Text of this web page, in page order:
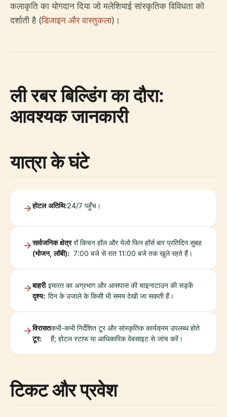
कलाकृति का योगदान दिया जो मलेशियाई सांस्कृतिक विविधता को
दर्शाती है (डिजाइन और वास्तुकला)।
ली रबर बिल्डिंग का दौरा:
आवश्यक जानकारी
यात्रा के घंटे
होटल अतिथि:24/7 पहुँच।
सार्वजनिक क्षेत्र
(भोजन, लॉबी):
रॉ किचन हॉल और येलो फिन हॉर्स बार प्रतिदिन सुबह
7:00 बजे से रात 11:00 बजे तक खुले रहते हैं।
बाहरी
दृश्य:
इमारत का अग्रभाग और आसपास की चाइनाटाउन की सड़कें
दिन के उजाले के किसी भी समय देखी जा सकती हैं।
विरासत
टूर:
कभी-कभी निर्देशित टूर और सांस्कृतिक कार्यक्रम उपलब्ध होते
हैं; होटल स्टाफ या आधिकारिक वेबसाइट से जांच करें।
टिकट और प्रवेश